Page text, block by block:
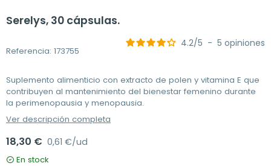
Serelys, 30 cápsulas.
Referencia: 173755
4.2/5 - 5 opiniones
Suplemento alimenticio con extracto de polen y vitamina E que
contribuyen al mantenimiento del bienestar femenino durante
la perimenopausia y menopausia.
Ver descripción completa
18,30 € 0,61 €/ud
En stock